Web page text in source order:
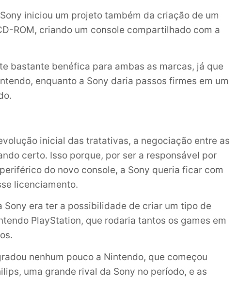
iniciou um projeto também da criação de um
ROM, criando um console compartilhado com a
bastante benéfica para ambas as marcas, já que
enquanto a Sony daria passos firmes em um
inicial das tratativas, a negociação entre as
certo. Isso porque, por ser a responsável por
do novo console, a Sony queria ficar com
licenciamento.
Sony era ter a possibilidade de criar um tipo de
PlayStation, que rodaria tantos os games em
nenhum pouco a Nintendo, que começou
uma grande rival da Sony no período, e as